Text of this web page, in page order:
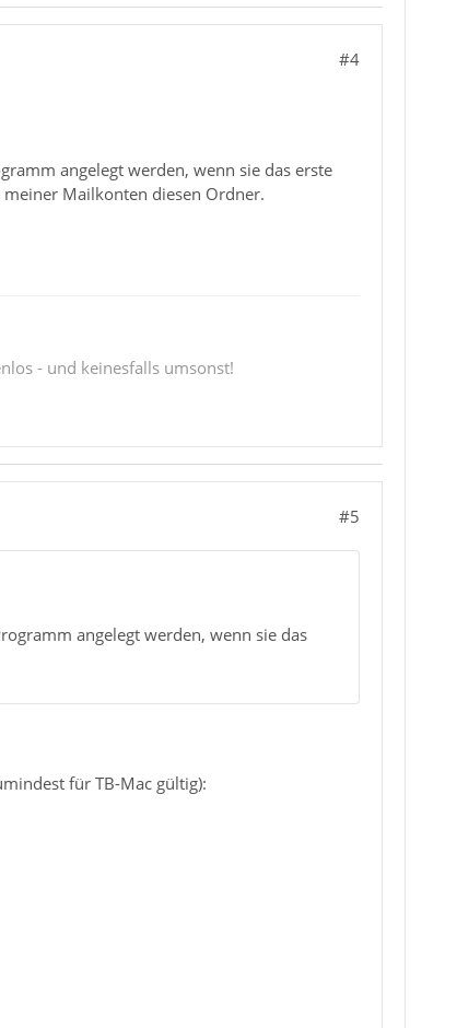
#4
angelegt werden, wenn sie das erste
Mailkonten diesen Ordner.
- und keinesfalls umsonst!
#5
angelegt werden, wenn sie das
für TB-Mac gültig):